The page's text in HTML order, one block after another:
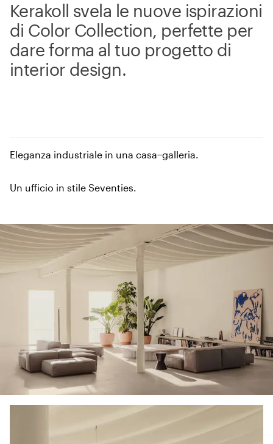
Kerakoll svela le nuove ispirazioni
di Color Collection, perfette per
dare forma al tuo progetto di
interior design.
Eleganza industriale in una casa−galleria.
Un ufficio in stile Seventies.